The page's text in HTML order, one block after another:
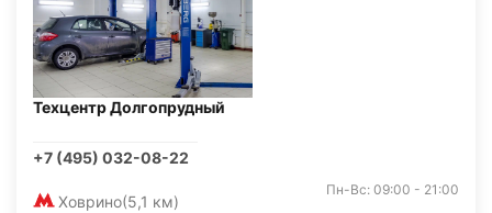
Техцентр Долгопрудный
+7 (495) 032-08-22
Ховрино(5,1 км)
Пн-Вс: 09:00 - 21:00